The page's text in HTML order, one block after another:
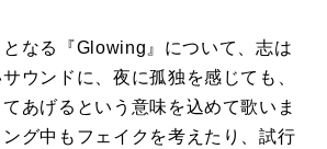
なる『Glowing』について、志は
サウンドに、夜に孤独を感じても、
あげるという意味を込めて歌いま
グ中もフェイクを考えたり、試行